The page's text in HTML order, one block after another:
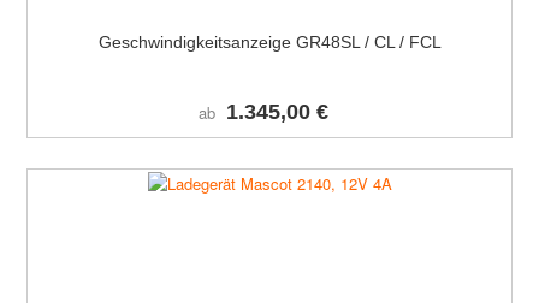
Geschwindigkeitsanzeige GR48SL / CL / FCL
ab 1.345,00 €